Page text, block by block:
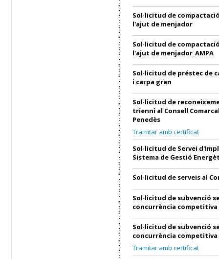
Sol·licitud de
l'ajut de menjador
Sol·licitud de
l'ajut de menjador_AMPA
Sol·licitud de préstec de
i carpa gran
Sol·licitud de
trienni al Consell
Penedès
Tramitar amb certificat
Sol·licitud de Servei
Sistema de Gestió
Sol·licitud de serveis al
Sol·licitud de subvenció
concurrència competitiva
Sol·licitud de subvenció
concurrència competitiva
Tramitar amb certificat